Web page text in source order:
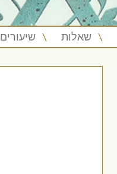
שאלות שיעורים